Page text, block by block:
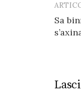
Post
Sa